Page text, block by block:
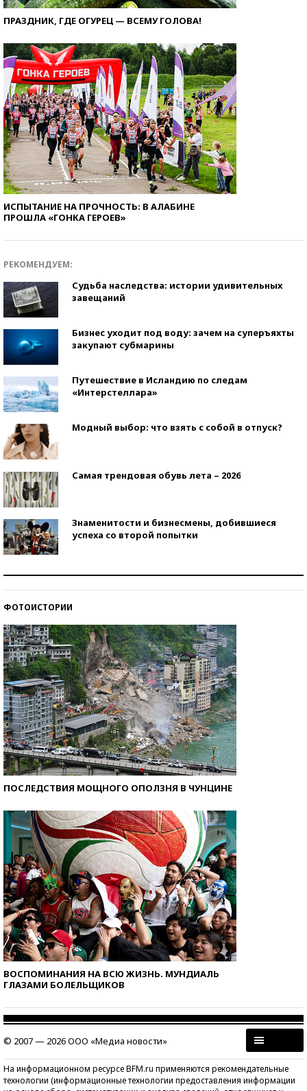
ПРАЗДНИК, ГДЕ ОГУРЕЦ — ВСЕМУ ГОЛОВА!
ИСПЫТАНИЕ НА ПРОЧНОСТЬ: В АЛАБИНЕ
ПРОШЛА «ГОНКА ГЕРОЕВ»
РЕКОМЕНДУЕМ:
Судьба наследства: истории удивительных
завещаний
Бизнес уходит под воду: зачем на суперъяхты
закупают субмарины
Путешествие в Исландию по следам
«Интерстеллара»
Модный выбор: что взять с собой в отпуск?
Самая трендовая обувь лета – 2026
Знаменитости и бизнесмены, добившиеся
успеха со второй попытки
ФОТОИСТОРИИ
ПОСЛЕДСТВИЯ МОЩНОГО ОПОЛЗНЯ В ЧУНЦИНЕ
ВОСПОМИНАНИЯ НА ВСЮ ЖИЗНЬ. МУНДИАЛЬ
ГЛАЗАМИ БОЛЕЛЬЩИКОВ
© 2007 — 2026 ООО «Медиа новости»
На информационном ресурсе BFM.ru применяются рекомендательные
технологии (информационные технологии предоставления информации